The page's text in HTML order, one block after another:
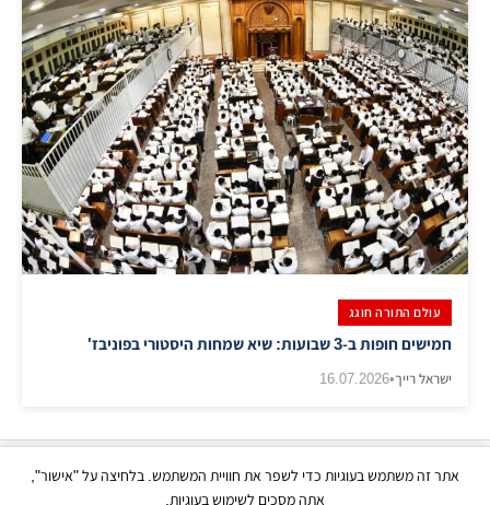
עולם התורה חוגג
חמישים חופות ב-3 שבועות: שיא שמחות היסטורי בפוניבז'
ישראל רייך•
16.07.2026
אתר זה משתמש בעוגיות כדי לשפר את חוויית המשתמש. בלחיצה על "אישור",
אתה מסכים לשימוש בעוגיות.
כל הזכויות שמורות | © בני ברק עכשיו 2026